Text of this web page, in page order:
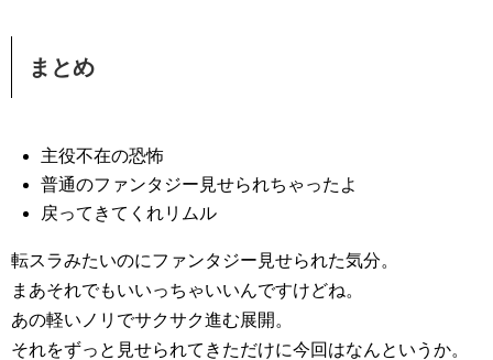
まとめ
主役不在の恐怖
普通のファンタジー見せられちゃったよ
戻ってきてくれリムル
転スラみたいのにファンタジー見せられた気分。
まあそれでもいいっちゃいいんですけどね。
あの軽いノリでサクサク進む展開。
それをずっと見せられてきただけに今回はなんというか。